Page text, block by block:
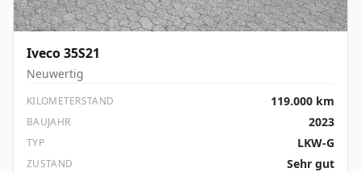
Iveco35S21
Neuwertig
KILOMETERSTAND 119.000 km
BAUJAHR 2023
TYP LKW-G
ZUSTAND Sehr gut